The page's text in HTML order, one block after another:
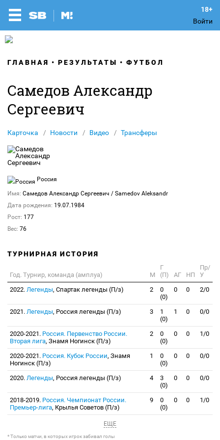
Войти
ГЛАВНАЯ РЕЗУЛЬТАТЫ ФУТБОЛ
Самедов Александр
Сергеевич
Карточка Новости Видео Трансферы
Россия
Имя: Самедов Александр Сергеевич / Samedov Aleksandr
Дата рождения: 19.07.1984
Рост: 177
Вес: 76
ТУРНИРНАЯ ИСТОРИЯ
Год. Турнир, команда (амплуа) М
Г
(П)
АГ НП
Пр/
У
2022. Легенды, Спартак легенды (П/з) 2
0
(0)
0 0 2/0
2021. Легенды, Россия легенды (П/з) 3
1
(0)
1 0 0/0
2020-2021. Россия. Первенство России.
Вторая лига, Знамя Ногинск (П/з)
2
0
(0)
0 0 1/0
2020-2021. Россия. Кубок России, Знамя
Ногинск (П/з)
1
0
(0)
0 0 0/0
2020. Легенды, Россия легенды (П/з) 4
3
(0)
0 0 0/0
2018-2019. Россия. Чемпионат России.
Премьер-лига, Крылья Советов (П/з)
9
0
(0)
0 0 1/0
ЕЩЕ
* Только матчи, в которых игрок забивал голы